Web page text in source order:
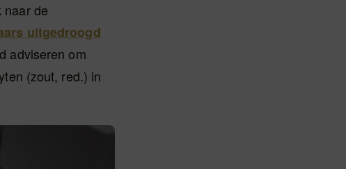
naar de
uitgedroogd
adviseren om
(zout, red.) in